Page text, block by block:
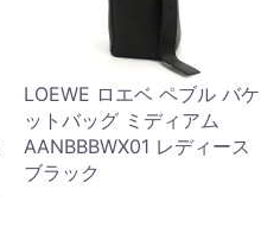
LOEWE ロエベ ペブル バケ
ットバッグ ミディアム
AANBBBWX01 レディース
ブラック